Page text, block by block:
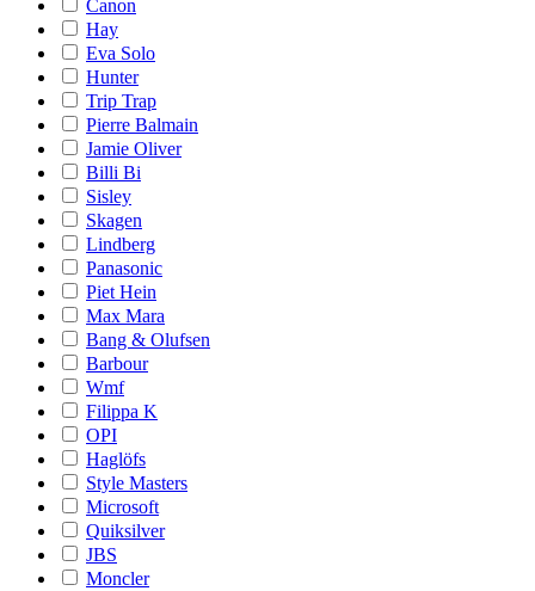
Canon
Hay
Eva Solo
Hunter
Trip Trap
Pierre Balmain
Jamie Oliver
Billi Bi
Sisley
Skagen
Lindberg
Panasonic
Piet Hein
Max Mara
Bang & Olufsen
Barbour
Wmf
Filippa K
OPI
Haglöfs
Style Masters
Microsoft
Quiksilver
JBS
Moncler